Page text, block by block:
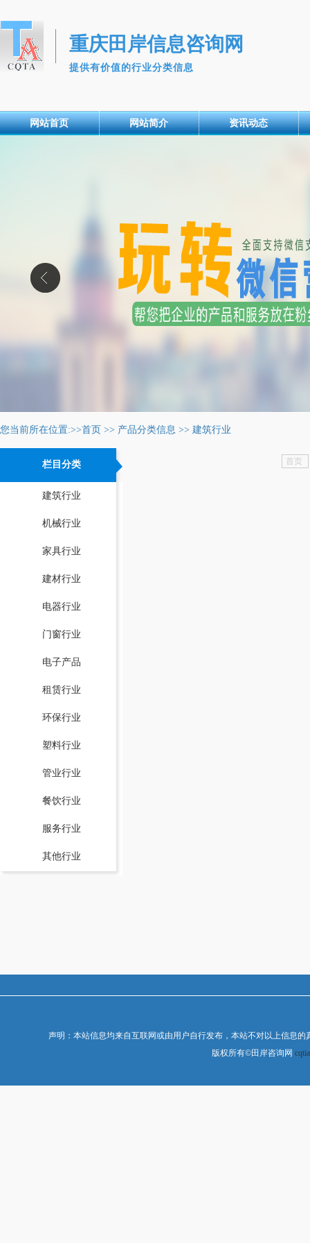
重庆田岸信息咨询网
提供有价值的行业分类信息
网站首页 网站简介 资讯动态
您当前所在位置:>>首页 >> 产品分类信息 >> 建筑行业
栏目分类
建筑行业
机械行业
家具行业
建材行业
电器行业
门窗行业
电子产品
租赁行业
环保行业
塑料行业
管业行业
餐饮行业
服务行业
其他行业
首页
声明：本站信息均来自互联网或由用户自行发布，本站不对以上信息
版权所有©田岸咨询网